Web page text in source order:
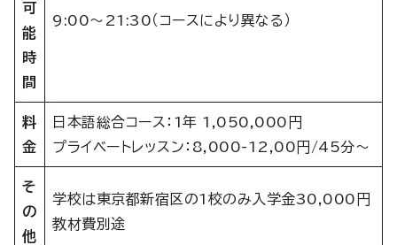
可
能
時
間
9:00〜21:30（コースにより異なる）
料
金
日本語総合コース：1年 1,050,000円
プライベートレッスン：8,000-12,00円/45分～
そ
の
他
学校は東京都新宿区の1校のみ入学金30,000円
教材費別途